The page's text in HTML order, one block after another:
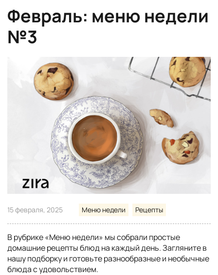
Февраль: меню недели
№3
15 февраля, 2025 Меню недели Рецепты
В рубрике «Меню недели» мы собрали простые
домашние рецепты блюд на каждый день. Загляните в
нашу подборку и готовьте разнообразные и необычные
блюда с удовольствием.